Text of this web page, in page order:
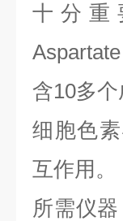
十分重
含10多
细胞色
互作用。
所需仪